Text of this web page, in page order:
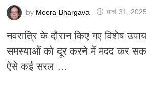
by Meera Bhargava मार्च 31, 2025
नवरात्रि के दौरान किए गए विशेष
समस्याओं को दूर करने में मदद कर
ऐसे कई सरल …